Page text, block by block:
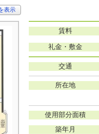
表示
賃料
礼金・敷金
交通
所在地
使用部分面積
築年月